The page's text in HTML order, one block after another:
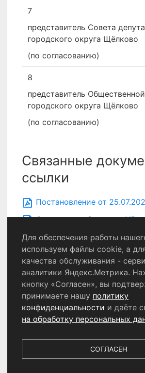
7
представитель Совета
городского округа Щёлково
(по согласованию)
8
представитель
городского округа Щёлково
(по согласованию)
Связанные
ссылки
Постановление от
Оповещение Сергеева ИВ
Политика
Согласие на обработку
© 2024 - 2026 Сетевое издание
портал Щёлково». Свидетельство о
Выдано Федеральной службой по
связи, информационных
коммуникаций. Учредитель ООО
Для обеспечения работы
используем файлы cookie, а
качества обслуживания -
аналитики Яндекс.Метрика.
кнопку «Согласен», вы
принимаете нашу политику
конфиденциальности и даёте
на обработку персональных
СОГЛАСЕН